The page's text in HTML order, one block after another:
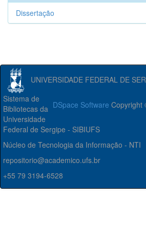
Dissertação
UNIVERSIDADE FEDERAL DE
DSpace Software Copyright
Sistema de
Bibliotecas da
Universidade
Federal de Sergipe - SIBIUFS
Núcleo de Tecnologia da Informação - NTI
repositorio@academico.ufs.br
+55 79 3194-6528